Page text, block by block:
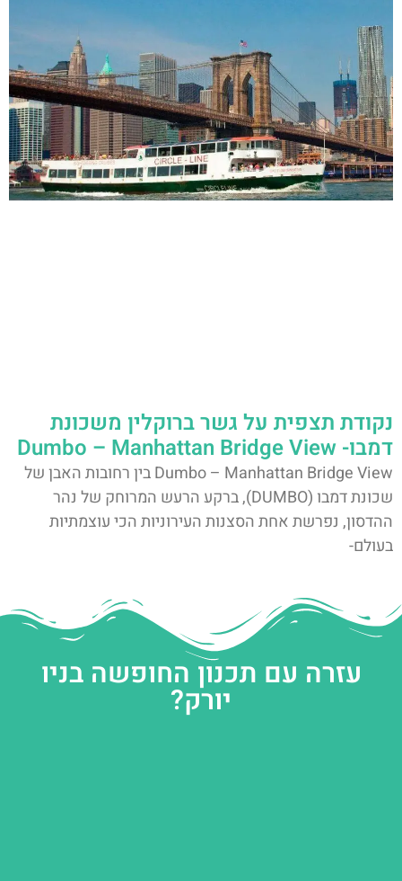
נקודת תצפית על גשר ברוקלין משכונת
דמבו- Dumbo – Manhattan Bridge View
Dumbo – Manhattan Bridge View בין רחובות האבן של
שכונת דמבו (DUMBO), ברקע הרעש המרוחק של נהר
ההדסון, נפרשת אחת הסצנות העירוניות הכי עוצמתיות
בעולם-
עזרה עם תכנון החופשה בניו
יורק?